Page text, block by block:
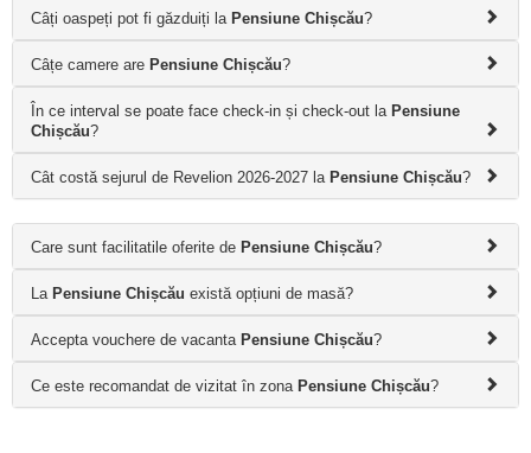
Câți oaspeți pot fi găzduiți la Pensiune Chișcău?
Câțe camere are Pensiune Chișcău?
În ce interval se poate face check-in și check-out la Pensiune
Chișcău?
Cât costă sejurul de Revelion 2026-2027 la Pensiune Chișcău?
Care sunt facilitatile oferite de Pensiune Chișcău?
La Pensiune Chișcău există opțiuni de masă?
Accepta vouchere de vacanta Pensiune Chișcău?
Ce este recomandat de vizitat în zona Pensiune Chișcău?